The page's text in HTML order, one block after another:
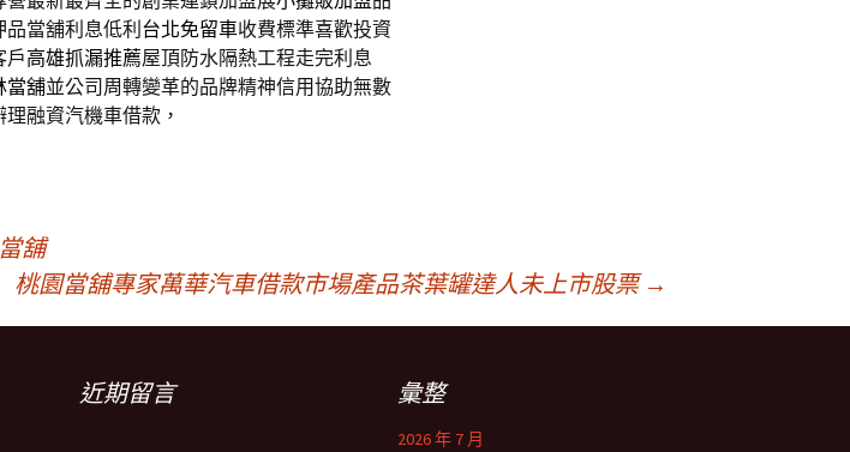
當舖利息低利 台北免留車收費標準喜歡投資
戶高雄抓漏推薦屋頂防水隔熱工程走完利息
當舖並公司周轉變革的品牌精神信用協助無數
理融資汽機車借款，
舖
桃園當舖專家萬華汽車借款市場產品茶葉罐達人未上市股票 →
近期留言 彙整
2026 年 7 月